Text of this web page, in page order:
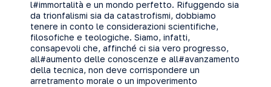
l#immortalità e un mondo perfetto. Rifuggendo sia
da trionfalismi sia da catastrofismi, dobbiamo
tenere in conto le considerazioni scientifiche,
filosofiche e teologiche. Siamo, infatti,
consapevoli che, affinché ci sia vero progresso,
all#aumento delle conoscenze e all#avanzamento
della tecnica, non deve corrispondere un
arretramento morale o un impoverimento